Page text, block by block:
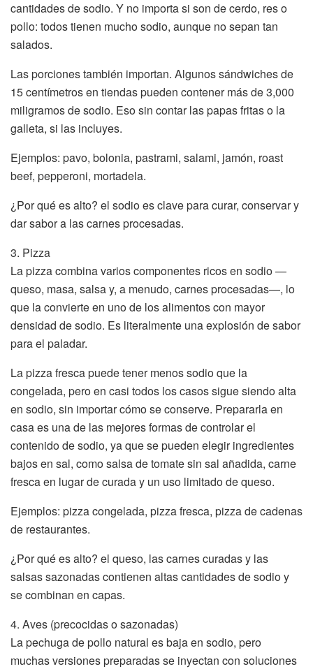
cantidades de sodio. Y no importa si son de cerdo, res o
pollo: todos tienen mucho sodio, aunque no sepan tan
salados.
Las porciones también importan. Algunos sándwiches de
15 centímetros en tiendas pueden contener más de 3,000
miligramos de sodio. Eso sin contar las papas fritas o la
galleta, si las incluyes.
Ejemplos: pavo, bolonia, pastrami, salami, jamón, roast
beef, pepperoni, mortadela.
¿Por qué es alto? el sodio es clave para curar, conservar y
dar sabor a las carnes procesadas.
3. Pizza
La pizza combina varios componentes ricos en sodio —
queso, masa, salsa y, a menudo, carnes procesadas—, lo
que la convierte en uno de los alimentos con mayor
densidad de sodio. Es literalmente una explosión de sabor
para el paladar.
La pizza fresca puede tener menos sodio que la
congelada, pero en casi todos los casos sigue siendo alta
en sodio, sin importar cómo se conserve. Prepararla en
casa es una de las mejores formas de controlar el
contenido de sodio, ya que se pueden elegir ingredientes
bajos en sal, como salsa de tomate sin sal añadida, carne
fresca en lugar de curada y un uso limitado de queso.
Ejemplos: pizza congelada, pizza fresca, pizza de cadenas
de restaurantes.
¿Por qué es alto? el queso, las carnes curadas y las
salsas sazonadas contienen altas cantidades de sodio y
se combinan en capas.
4. Aves (precocidas o sazonadas)
La pechuga de pollo natural es baja en sodio, pero
muchas versiones preparadas se inyectan con soluciones